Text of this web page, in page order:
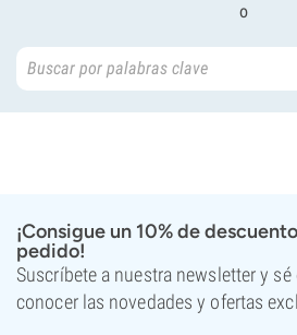
o
¡Consigue un 10% de
pedido!
Suscríbete a nuestra newsletter y
conocer las novedades y ofertas